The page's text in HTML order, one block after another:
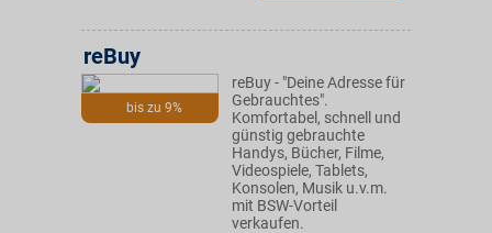
bis zu 9%
reBuy
reBuy - "Deine Adresse für
Gebrauchtes".
Komfortabel, schnell und
günstig gebrauchte
Handys, Bücher, Filme,
Videospiele, Tablets,
Konsolen, Musik u.v.m.
mit BSW-Vorteil
verkaufen.